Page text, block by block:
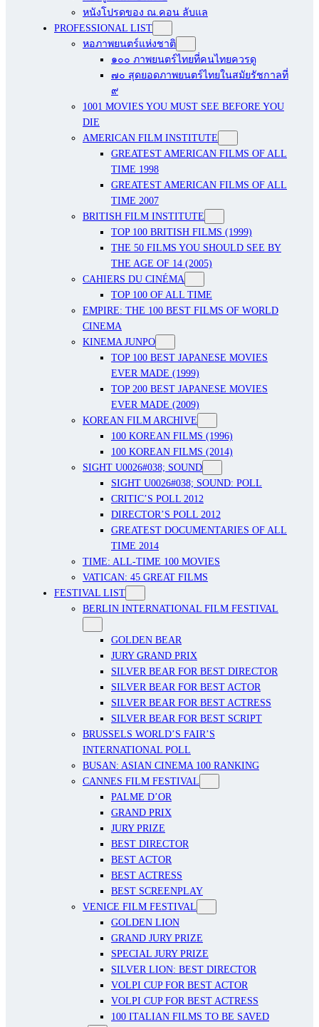
หนังโปรดของ ณ.คอน ลับแล
PROFESSIONAL LIST
หอภาพยนตร์แห่งชาติ
๑๐๐ ภาพยนตร์ไทยที่คนไทยควรดู
๗๐ สุดยอดภาพยนตร์ไทยในสมัยรัชกาลที่
๙
1001 MOVIES YOU MUST SEE BEFORE YOU
DIE
AMERICAN FILM INSTITUTE
GREATEST AMERICAN FILMS OF ALL
TIME 1998
GREATEST AMERICAN FILMS OF ALL
TIME 2007
BRITISH FILM INSTITUTE
TOP 100 BRITISH FILMS (1999)
THE 50 FILMS YOU SHOULD SEE BY
THE AGE OF 14 (2005)
CAHIERS DU CINÉMA
TOP 100 OF ALL TIME
EMPIRE: THE 100 BEST FILMS OF WORLD
CINEMA
KINEMA JUNPO
TOP 100 BEST JAPANESE MOVIES
EVER MADE (1999)
TOP 200 BEST JAPANESE MOVIES
EVER MADE (2009)
KOREAN FILM ARCHIVE
100 KOREAN FILMS (1996)
100 KOREAN FILMS (2014)
SIGHT U0026#038; SOUND
SIGHT U0026#038; SOUND: POLL
CRITIC’S POLL 2012
DIRECTOR’S POLL 2012
GREATEST DOCUMENTARIES OF ALL
TIME 2014
TIME: ALL-TIME 100 MOVIES
VATICAN: 45 GREAT FILMS
FESTIVAL LIST
BERLIN INTERNATIONAL FILM FESTIVAL
GOLDEN BEAR
JURY GRAND PRIX
SILVER BEAR FOR BEST DIRECTOR
SILVER BEAR FOR BEST ACTOR
SILVER BEAR FOR BEST ACTRESS
SILVER BEAR FOR BEST SCRIPT
BRUSSELS WORLD’S FAIR’S
INTERNATIONAL POLL
BUSAN: ASIAN CINEMA 100 RANKING
CANNES FILM FESTIVAL
PALME D’OR
GRAND PRIX
JURY PRIZE
BEST DIRECTOR
BEST ACTOR
BEST ACTRESS
BEST SCREENPLAY
VENICE FILM FESTIVAL
GOLDEN LION
GRAND JURY PRIZE
SPECIAL JURY PRIZE
SILVER LION: BEST DIRECTOR
VOLPI CUP FOR BEST ACTOR
VOLPI CUP FOR BEST ACTRESS
100 ITALIAN FILMS TO BE SAVED